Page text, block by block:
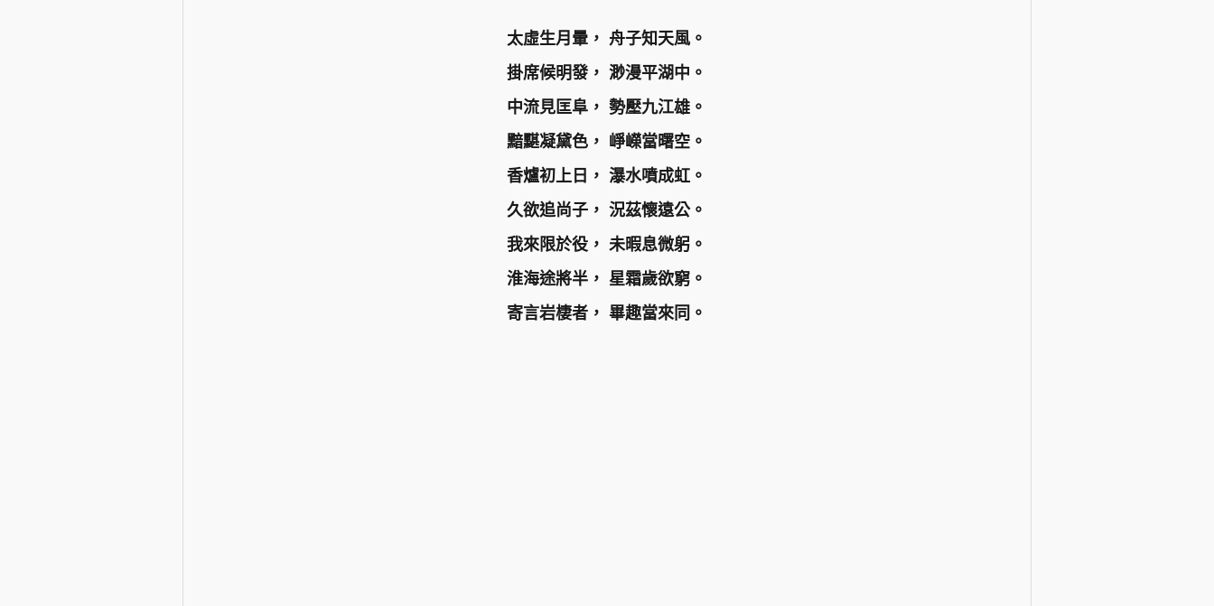
太虛生月暈， 舟子知天風。
掛席候明發， 渺漫平湖中。
中流見匡阜， 勢壓九江雄。
黯黮凝黛色， 崢嶸當曙空。
香爐初上日， 瀑水噴成虹。
久欲追尚子， 況茲懷遠公。
我來限於役， 未暇息微躬。
淮海途將半， 星霜歲欲窮。
寄言岩棲者， 畢趣當來同。